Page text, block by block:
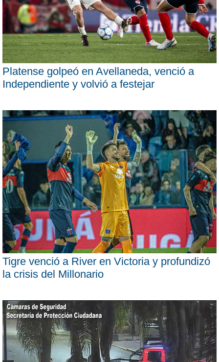
Platense golpeó en Avellaneda, venció a
Independiente y volvió a festejar
Tigre venció a River en Victoria y profundizó
la crisis del Millonario